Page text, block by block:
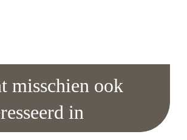
misschien ook
in